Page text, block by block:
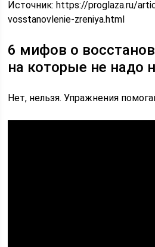
Источник:https://proglaza.ru/
vosstanovlenie-zreniya.html
6 мифов о
на которые не надо
Нет, нельзя. Упражнения